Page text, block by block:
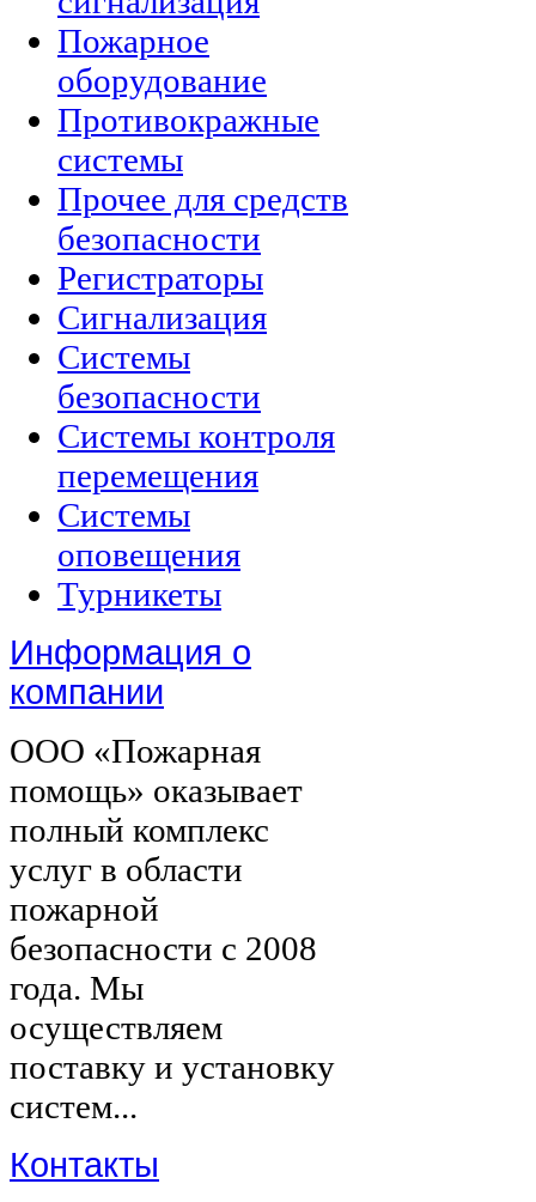
Пожарное
оборудование
Противокражные
системы
Прочее для средств
безопасности
Регистраторы
Сигнализация
Системы
безопасности
Системы контроля
перемещения
Системы
оповещения
Турникеты
Информация о
компании
ООО «Пожарная
помощь» оказывает
полный комплекс
услуг в области
пожарной
безопасности с 2008
года. Мы
осуществляем
поставку и установку
систем...
Контакты